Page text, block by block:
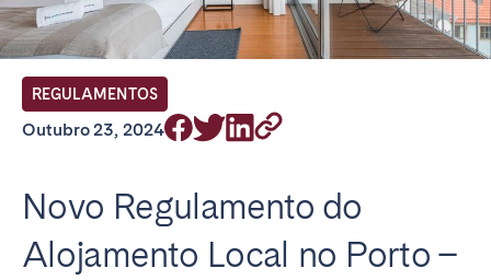
REGULAMENTOS
Outubro 23, 2024
Novo Regulamento do
Alojamento Local no Porto –
PT There appear to be no locations available for your
selected service and language. Please switch to English